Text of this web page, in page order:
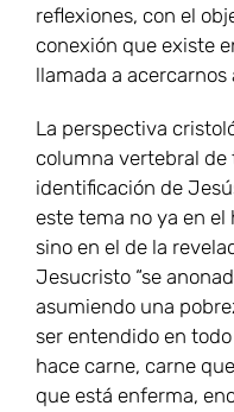
reflexiones, con el
conexión que existe
llamada a acercarnos
La perspectiva
columna vertebral de
identificación de
este tema no ya en
sino en el de la
Jesucristo “se
asumiendo una
ser entendido en todo
hace carne, carne
que está enferma,